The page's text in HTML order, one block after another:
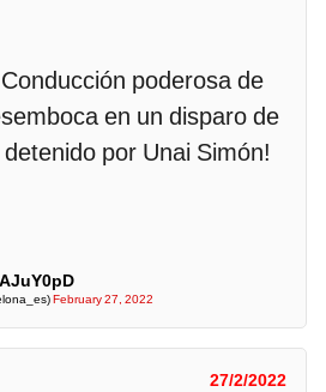
poderosa de
en un disparo de
por Unai Simón!
February 27, 2022
27/2/2022